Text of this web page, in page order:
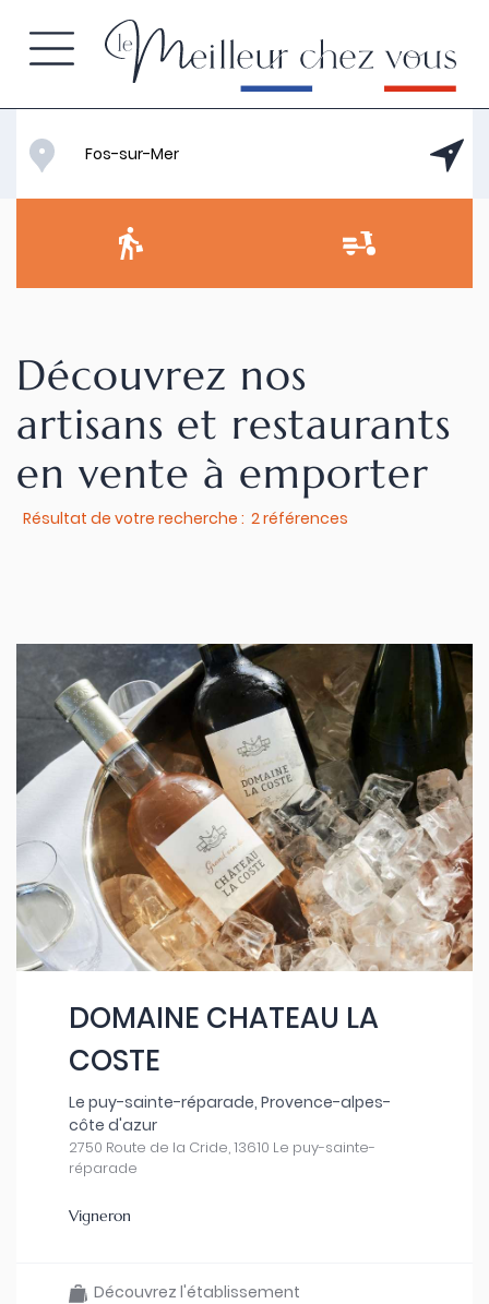
Découvrez nos
artisans et restaurants
en vente à emporter
Résultat de votre recherche : 2 références
DOMAINE CHATEAU LA
COSTE
Le puy-sainte-réparade, Provence-alpes-
côte d'azur
2750 Route de la Cride, 13610 Le puy-sainte-
réparade
Vigneron
Découvrez l'établissement